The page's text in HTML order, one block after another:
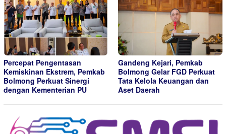
Percepat Pengentasan
Kemiskinan Ekstrem, Pemkab
Bolmong Perkuat Sinergi
dengan Kementerian PU
Gandeng Kejari, Pemkab
Bolmong Gelar FGD Perkuat
Tata Kelola Keuangan dan
Aset Daerah